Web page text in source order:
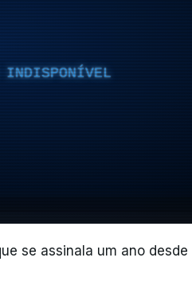
INDISPONÍVEL
se assinala um ano